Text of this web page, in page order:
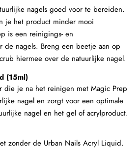
nagels goed voor te bereiden.
je het product minder mooi
is een reinigings- en
de nagels. Breng een beetje aan op
hiermee over de natuurlijke nagel.
(15ml)
die je na het reinigen met Magic Prep
nagel en zorgt voor een optimale
nagel en het gel of acrylproduct.
zonder de Urban Nails Acryl Liquid.